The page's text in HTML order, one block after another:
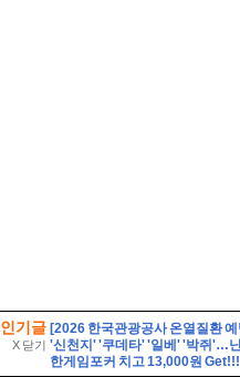
인기글
X 닫기
한게임포커 치고 13,000원 Get!!!